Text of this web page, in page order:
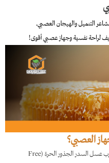
التنميل والهيجان العصبي.
لراحة نفسية وجهاز عصبي أقوى!
العصبي؟
يحارب عسل السدر الجذور الحرة (Free